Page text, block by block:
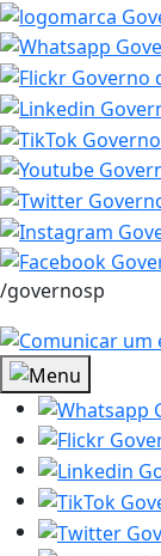
/governosp